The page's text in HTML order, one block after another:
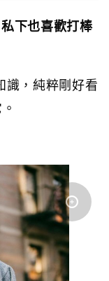
下也喜歡打棒
識，純粹剛好看